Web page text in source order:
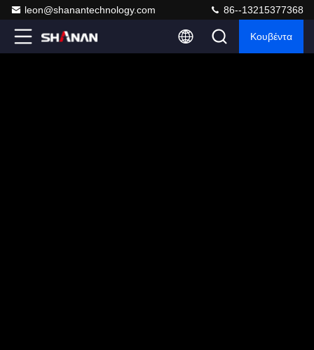
leon@shanantechnology.com 86--13215377368
Κουβέντα